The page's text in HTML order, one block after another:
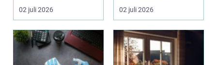
haveprojekt, men hele
02 juli 2026
du skal h...
02 juli 2026